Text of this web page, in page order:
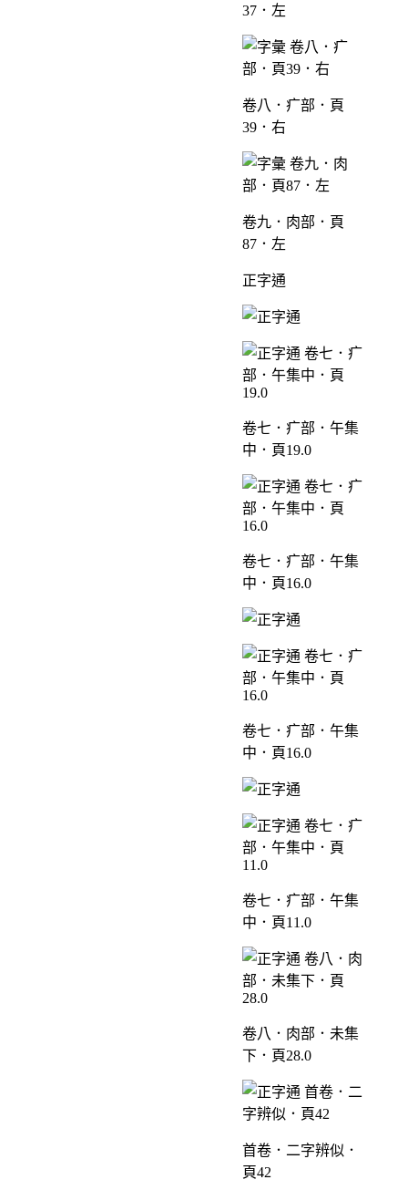
37．左
卷八．疒部．頁
39．右
卷九．肉部．頁
87．左
正字通
卷七．疒部．午集
中．頁19.0
卷七．疒部．午集
中．頁16.0
卷七．疒部．午集
中．頁16.0
卷七．疒部．午集
中．頁11.0
卷八．肉部．未集
下．頁28.0
首卷．二字辨似．
頁42